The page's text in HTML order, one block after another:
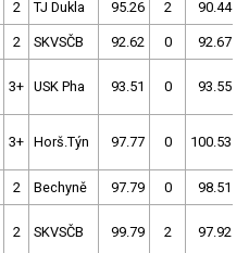
2 TJ Dukla 95.26 2 90.44
2 SKVSČB 92.62 0 92.67
3+ USK Pha 93.51 0 93.55
3+ Horš.Týn 97.77 0 100.53
2 Bechyně 97.79 0 98.51
2 SKVSČB 99.79 2 97.92